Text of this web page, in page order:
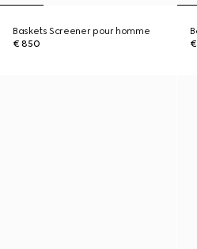
Baskets Screener pour homme
€ 850